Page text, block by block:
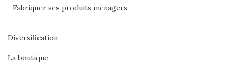
Fabriquer ses produits ménagers
Diversification
La boutique